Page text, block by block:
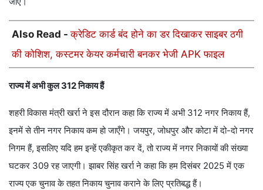
Also Read -क्रेडिट कार्ड बंद होने का डर दिखाकर साइबर ठगी
की कोशिश, कस्टमर केयर कर्मचारी बनकर भेजी APK फाइल
राज्य में अभी कुल 312 निकाय हैं
शहरी विकास मंत्री खर्रा ने इस दौरान कहा कि राज्य में अभी 312 नगर निकाय हैं,
इनमें से तीन नगर निकाय कम हो जाएँगे। जयपुर, जोधपुर और कोटा में दो-दो नगर
निगम हैं, इसलिए यदि हम इन्हें एकीकृत कर दें, तो राज्य में नगर निकायों की संख्या
घटकर 309 रह जाएगी। झाबर सिंह खर्रा ने कहा कि हम दिसंबर 2025 में एक
राज्य एक चुनाव के तहत निकाय चुनाव कराने के लिए प्रतिबद्ध हैं।